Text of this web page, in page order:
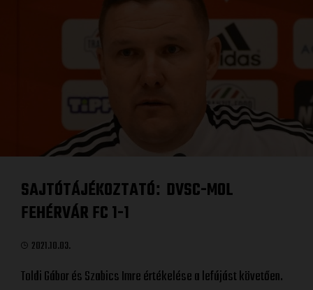
SAJTÓTÁJÉKOZTATÓ: DVSC-MOL
FEHÉRVÁR FC 1-1
2021.10.03.
Toldi Gábor és Szabics Imre értékelése a lefújást követően.